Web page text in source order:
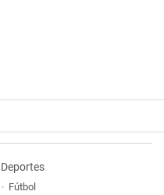
Deportes
Fútbol